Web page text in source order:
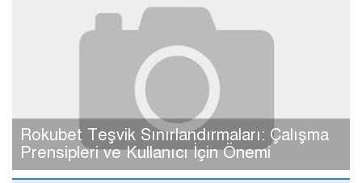
Rokubet Teşvik Sınırlandırmaları: Çalışma
Prensipleri ve Kullanıcı İçin Önemi